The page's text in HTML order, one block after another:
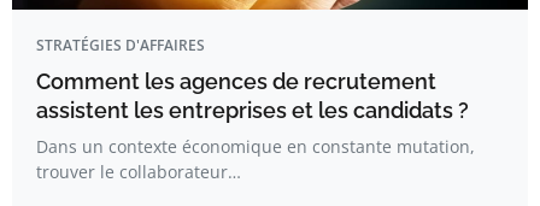
STRATÉGIES D'AFFAIRES
Comment les agences de recrutement
assistent les entreprises et les candidats ?
Dans un contexte économique en constante mutation,
trouver le collaborateur…